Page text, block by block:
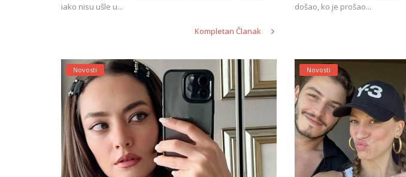
iako nisu ušle u...
Kompletan Članak
došao, ko je prošao...
Novosti Novosti